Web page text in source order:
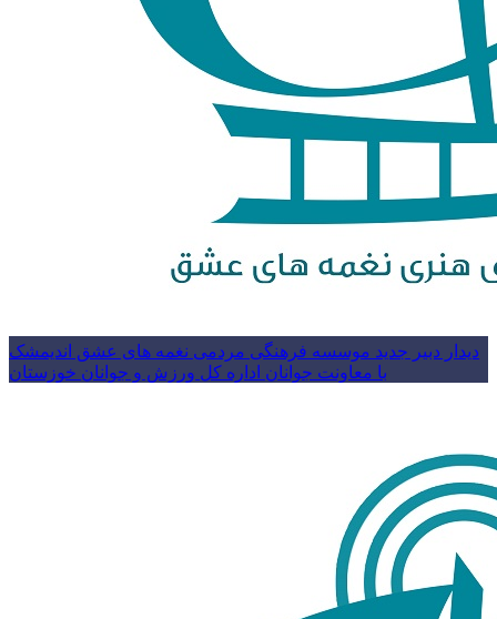
دیدار دبیر جدید موسسه فرهنگی مردمی نغمه های عشق اندیمشک
با معاونت جوانان اداره کل ورزش و جوانان خوزستان